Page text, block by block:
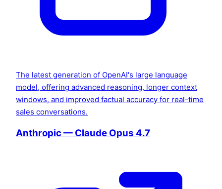
The latest generation of OpenAI's large language
model, offering advanced reasoning, longer context
windows, and improved factual accuracy for real-time
sales conversations.
Anthropic — Claude Opus 4.7